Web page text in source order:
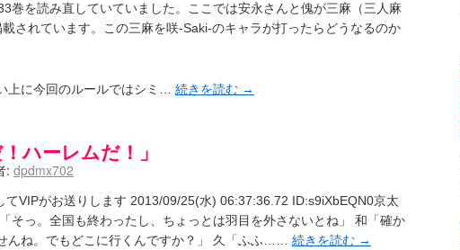
巻を読み直していていました。ここでは安永さんと傀が三麻（三人麻
されています。この三麻を咲-Saki-のキャラが打ったらどうなるのか
上に今回のルールではシミ… 続きを読む →
ハーレムだ！」
: dpdmx702
てVIPがお送りします 2013/09/25(水) 06:37:36.72 ID:s9iXbEQN0京太
そっ。全国も終わったし、ちょっとは羽目を外さないとね」 和「確か
んね。でもどこに行くんですか？」 久「ふふ…… 続きを読む →